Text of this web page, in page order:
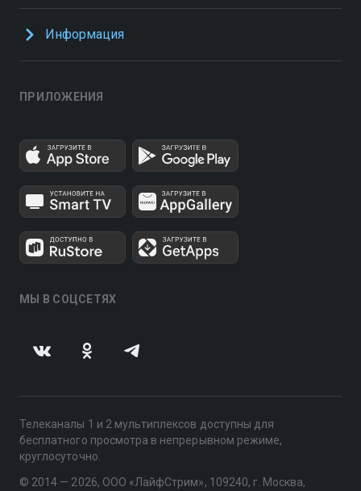
Информация
ПРИЛОЖЕНИЯ
МЫ В СОЦСЕТЯХ
Телеканалы 1 и 2 мультиплексов доступны для
бесплатного просмотра в непрерывном режиме,
круглосуточно.
© 2014 — 2026, ООО «ЛайфСтрим», 109240, г. Москва,